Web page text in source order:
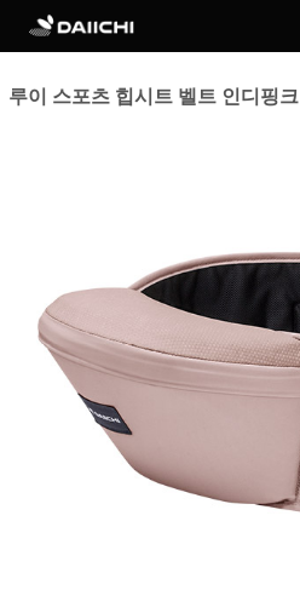
루이 스포츠 힙시트 벨트 인디핑크